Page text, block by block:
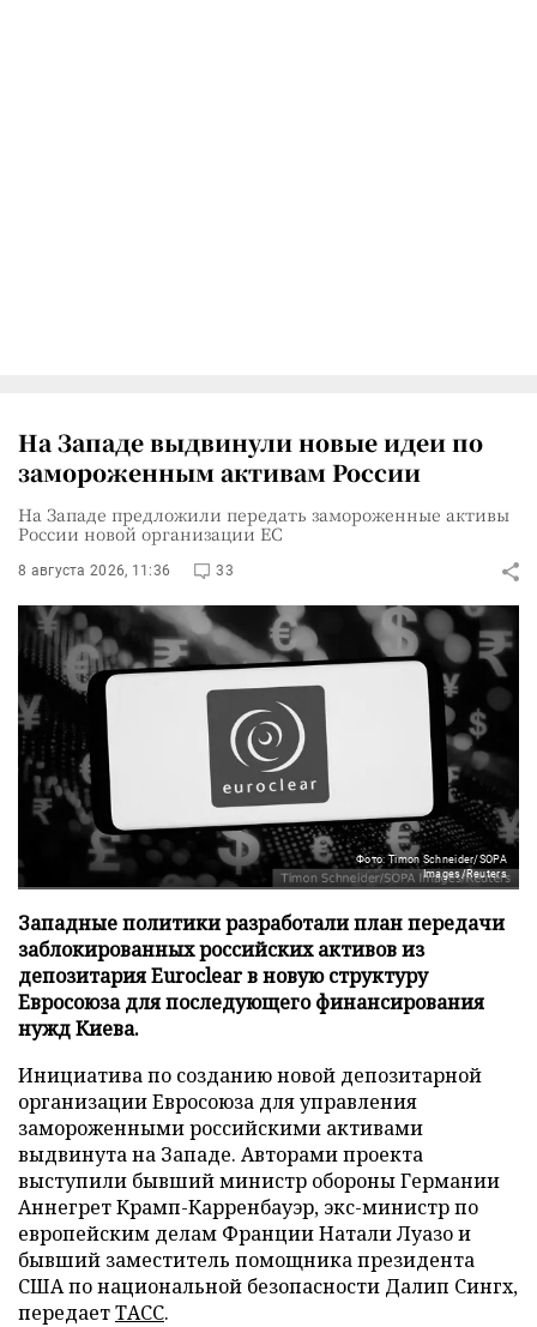
На Западе выдвинули новые идеи по
замороженным активам России
На Западе предложили передать замороженные активы
России новой организации ЕС
8 августа 2026, 11:36 33
Фото: Timon Schneider/SOPA
Images/Reuters
Западные политики разработали план передачи
заблокированных российских активов из
депозитария Euroclear в новую структуру
Евросоюза для последующего финансирования
нужд Киева.
Инициатива по созданию новой депозитарной
организации Евросоюза для управления
замороженными российскими активами
выдвинута на Западе. Авторами проекта
выступили бывший министр обороны Германии
Аннегрет Крамп-Карренбауэр, экс-министр по
европейским делам Франции Натали Луазо и
бывший заместитель помощника президента
США по национальной безопасности Далип Сингх,
передаетТАСС.